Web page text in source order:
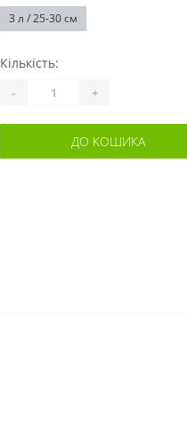
3 л / 25-30 см
Кількість:
- +
ДО КОШИКА